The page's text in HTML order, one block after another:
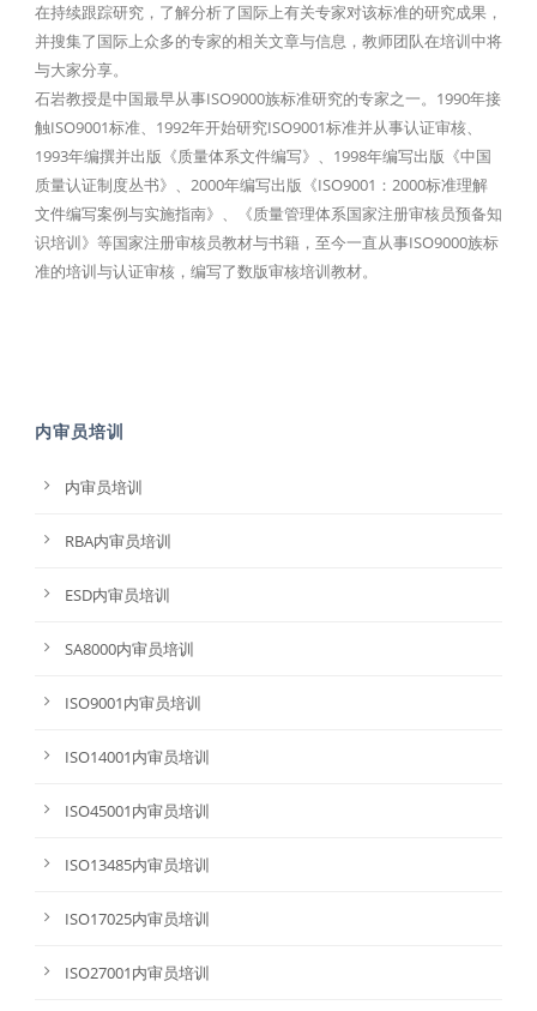
在持续跟踪研究，了解分析了国际上有关专家对该标准的研究成果，
并搜集了国际上众多的专家的相关文章与信息，教师团队在培训中将
与大家分享。
石岩教授是中国最早从事ISO9000族标准研究的专家之一。1990年接
触ISO9001标准、1992年开始研究ISO9001标准并从事认证审核、
1993年编撰并出版《质量体系文件编写》、1998年编写出版《中国
质量认证制度丛书》、2000年编写出版《ISO9001：2000标准理解
文件编写案例与实施指南》、《质量管理体系国家注册审核员预备知
识培训》等国家注册审核员教材与书籍，至今一直从事ISO9000族标
准的培训与认证审核，编写了数版审核培训教材。
内审员培训
内审员培训
RBA内审员培训
ESD内审员培训
SA8000内审员培训
ISO9001内审员培训
ISO14001内审员培训
ISO45001内审员培训
ISO13485内审员培训
ISO17025内审员培训
ISO27001内审员培训